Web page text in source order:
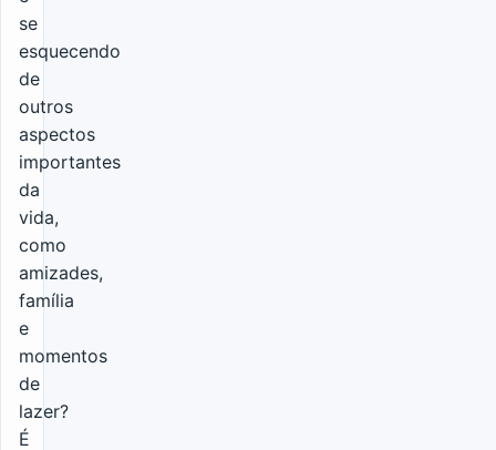
se
esquecendo
de
outros
aspectos
importantes
da
vida,
como
amizades,
família
e
momentos
de
lazer?
É